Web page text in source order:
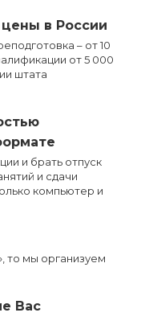
в России
– от 10
от 5 000
штата
и брать отпуск
и сдачи
компьютер и
то мы организуем
Вас